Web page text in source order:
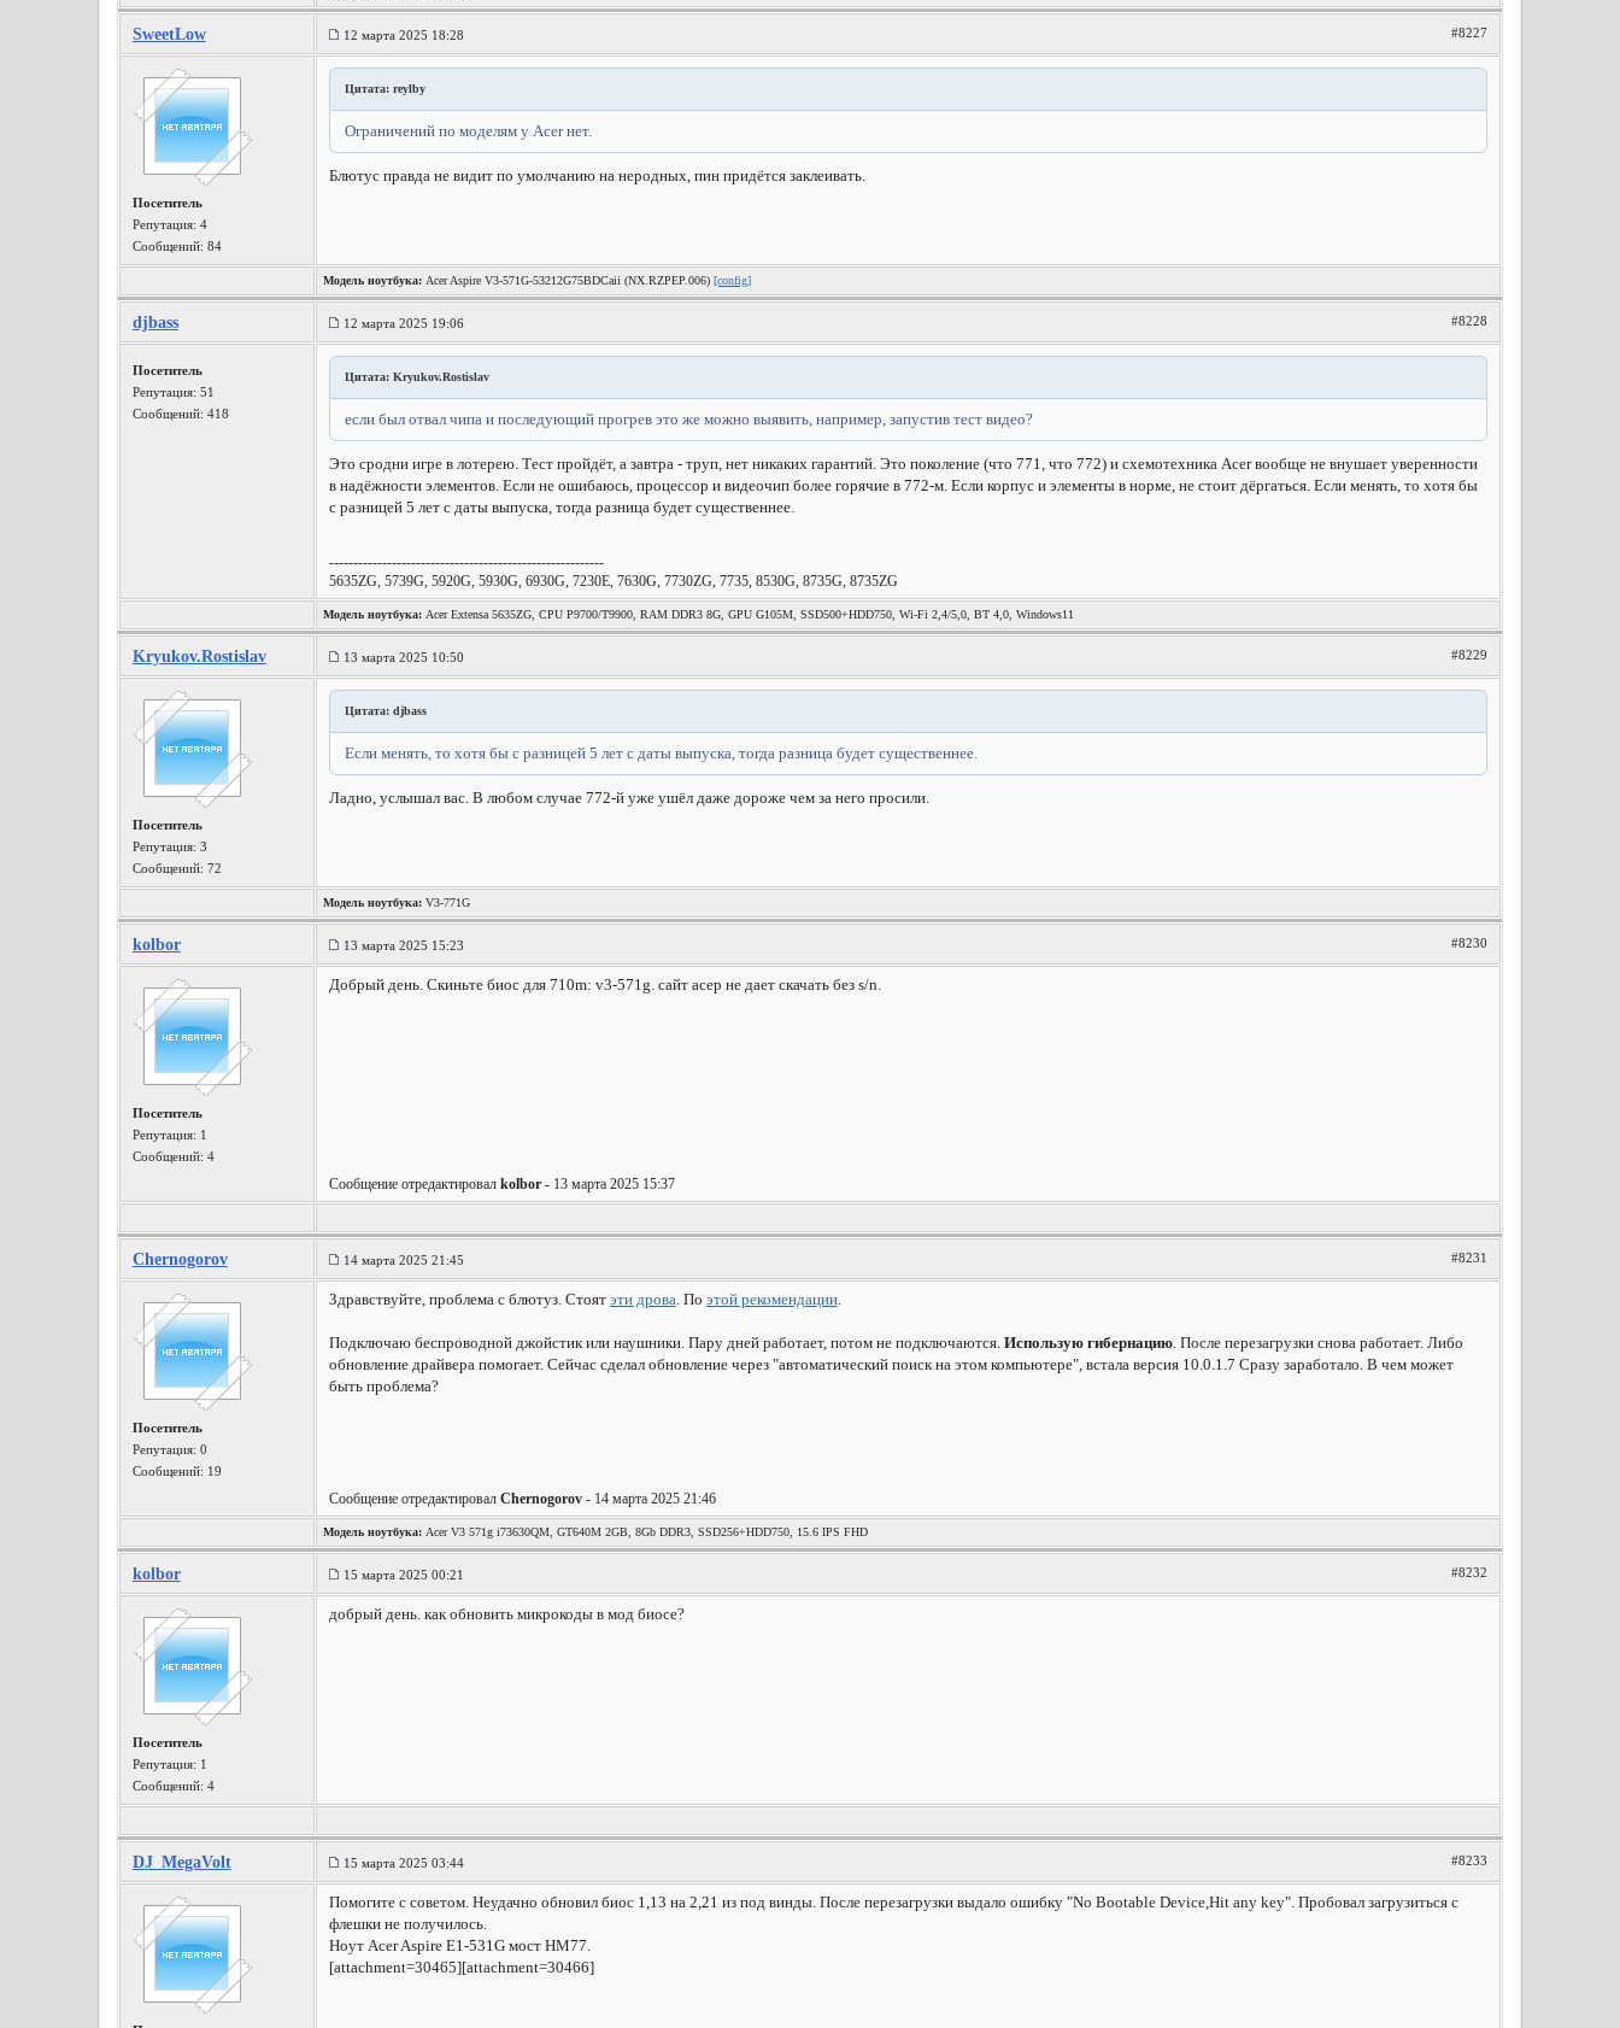
SweetLow 12 марта 2025 18:28 #8227
Посетитель
Репутация: 4
Сообщений: 84
Цитата: reylby
Ограничений по моделям у Acer нет.
Блютус правда не видит по умолчанию на неродных, пин придётся заклеивать.
Модель ноутбука:Acer Aspire V3-571G-53212G75BDCaii (NX.RZPEP.006) [config]
djbass 12 марта 2025 19:06 #8228
Посетитель
Репутация: 51
Сообщений: 418
Цитата: Kryukov.Rostislav
если был отвал чипа и последующий прогрев это же можно выявить, например, запустив тест видео?
Это сродни игре в лотерею. Тест пройдёт, а завтра - труп, нет никаких гарантий. Это поколение (что 771, что 772) и схемотехника Acer вообще не внушает уверенности
в надёжности элементов. Если не ошибаюсь, процессор и видеочип более горячие в 772-м. Если корпус и элементы в норме, не стоит дёргаться. Если менять, то хотя бы
с разницей 5 лет с даты выпуска, тогда разница будет существеннее.
---------------------------------------------------------
5635ZG, 5739G, 5920G, 5930G, 6930G, 7230E, 7630G, 7730ZG, 7735, 8530G, 8735G, 8735ZG
Модель ноутбука:Acer Extensa 5635ZG, CPU P9700/T9900, RAM DDR3 8G, GPU G105M, SSD500+HDD750, Wi-Fi 2,4/5,0, BT 4,0, Windows11
Kryukov.Rostislav 13 марта 2025 10:50 #8229
Посетитель
Репутация: 3
Сообщений: 72
Цитата: djbass
Если менять, то хотя бы с разницей 5 лет с даты выпуска, тогда разница будет существеннее.
Ладно, услышал вас. В любом случае 772-й уже ушёл даже дороже чем за него просили.
Модель ноутбука:V3-771G
kolbor 13 марта 2025 15:23 #8230
Посетитель
Репутация: 1
Сообщений: 4
Добрый день. Скиньте биос для 710m: v3-571g. сайт асер не дает скачать без s/n.
Сообщение отредактировал kolbor- 13 марта 2025 15:37
Chernogorov 14 марта 2025 21:45 #8231
Посетитель
Репутация: 0
Сообщений: 19
Здравствуйте, проблема с блютуз. Стоят эти дрова. По этой рекомендации.
Подключаю беспроводной джойстик или наушники. Пару дней работает, потом не подключаются. Использую гибернацию. После перезагрузки снова работает. Либо
обновление драйвера помогает. Сейчас сделал обновление через "автоматический поиск на этом компьютере", встала версия 10.0.1.7 Сразу заработало. В чем может
быть проблема?
Сообщение отредактировал Chernogorov- 14 марта 2025 21:46
Модель ноутбука:Acer V3 571g i73630QM, GT640M 2GB, 8Gb DDR3, SSD256+HDD750, 15.6 IPS FHD
kolbor 15 марта 2025 00:21 #8232
Посетитель
Репутация: 1
Сообщений: 4
добрый день. как обновить микрокоды в мод биосе?
DJ_MegaVolt 15 марта 2025 03:44 #8233
Помогите с советом. Неудачно обновил биос 1,13 на 2,21 из под винды. После перезагрузки выдало ошибку "No Bootable Device,Hit any key". Пробовал загрузиться с
флешки не получилось.
Ноут Acer Aspire E1-531G мост HM77.
[attachment=30465][attachment=30466]